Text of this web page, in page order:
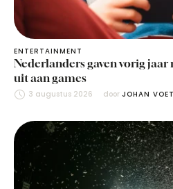
ENTERTAINMENT
Nederlanders gaven vorig
uit aan games
3 augustus 2026 door JOHAN